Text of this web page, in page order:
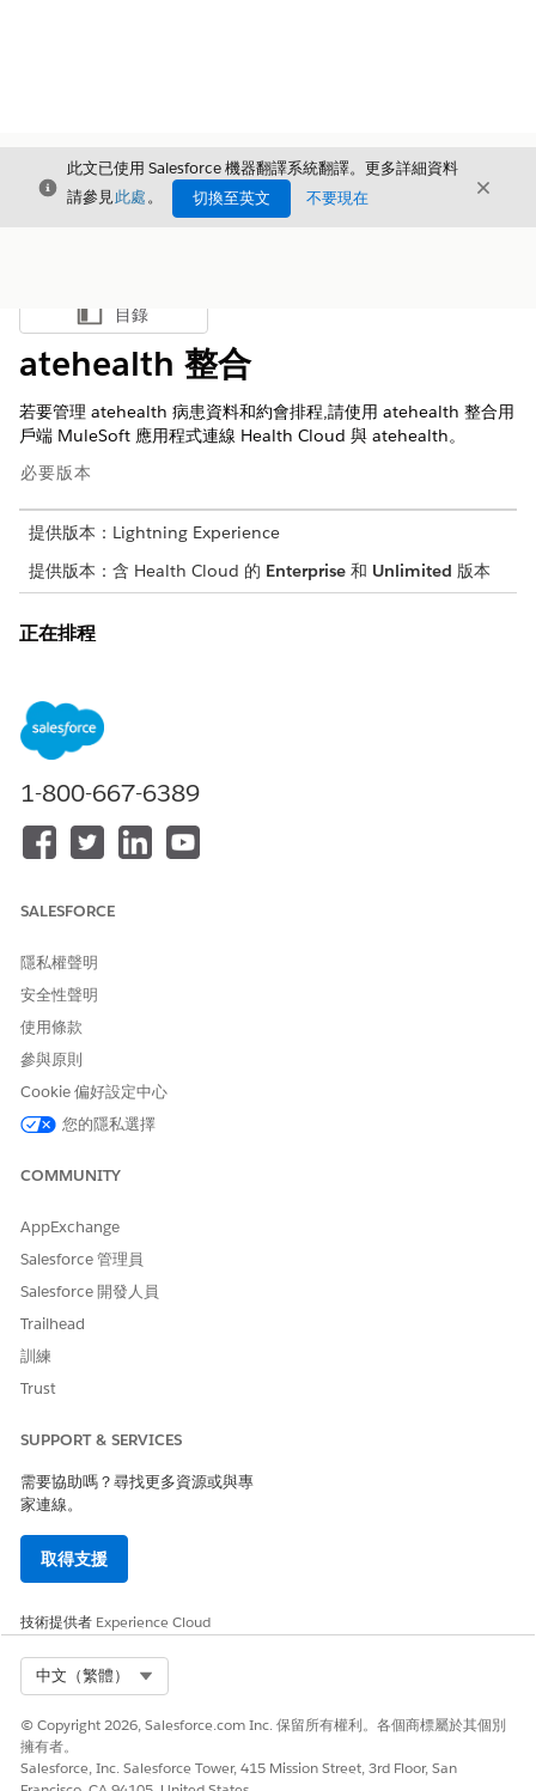
結束
此文已使用 Salesforce 機器翻譯系統翻譯。更多詳細資料
請參見此處。 切換至英文 不要現在 結束
顯示目錄
目錄
atehealth 整合
若要管理 atehealth 病患資料和約會排程,請使用 atehealth 整合用
戶端 MuleSoft 應用程式連線 Health Cloud 與 atehealth。
必要版本
提供版本：Lightning Experience
提供版本：含 Health Cloud 的 Enterprise 和 Unlimited 版本
正在排程
API」,以協助排程、修改和取消約會。應用程式會與
atehenahealth 的專屬排程 API 端點互動,並處理驗證、要求格式
設定和資料翻譯。應用程式會取得一般 FHIR 用戶端的輸出,並將其
病患詳細資料管理
使用 atehealth 整合用戶端應用程式來連線 Health Cloud 和
供雙向即時資料交換,這會自動略過建立和維護複雜自訂整合的需
冊新病患、更新病患詳細資料、建立病患個案 (傳送給提供者或照護
物要求會使用 refill 子類別在 atehealth 中建立病患個案。
開始使用 atehealth 整合
透過啟用 MuleSoft athenahealth 整合用戶端和約會排程整合
應用程式,連線至 atehealth 系統。將 atehealth 設定為外部後
端排程系統,以有效管理提供者可用性和病患約會。
如需整合的約會排程,請將 atehenahealth 連線至 Health
整合應用程式」以順暢管理資料。
建立工作人員以管理 atehealth 病患詳細資料
若要協助連絡中心代表快速註冊病患、管理病患資料、建立病患
個案,以及在 atehenhealth 中建立藥物要求 (處方補充),請建立
連絡中心工作人員,然後自訂「病患資料管理」子工作人員。
Agentforce 健康狀況的 Digital Wallet
可視性。透過與 Data 360 整合,其可提供權益用量和作業限制
理和資料寫入作業 (例如病患註冊和藥物補充) 的可計費用量。
請讓我們知道，以便我們改進！
1-800-667-6389
SALESFORCE
隱私權聲明
安全性聲明
使用條款
參與原則
Cookie 偏好設定中心
您的隱私選擇
COMMUNITY
AppExchange
Salesforce 管理員
Salesforce 開發人員
Trailhead
訓練
Trust
SUPPORT & SERVICES
需要協助嗎？尋找更多資源或與專
家連線。
取得支援
技術提供者 Experience Cloud
中文（繁體）
© Copyright 2026, Salesforce.com Inc. 保留所有權利。各個商標屬於其個別
擁有者。
Salesforce, Inc. Salesforce Tower, 415 Mission Street, 3rd Floor, San